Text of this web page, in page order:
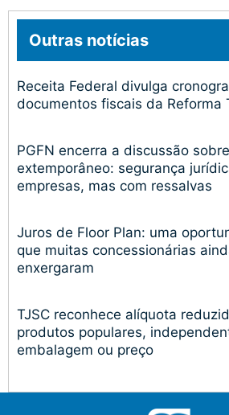
Outras notícias
Receita Federal divulga
documentos fiscais da Reforma
PGFN encerra a discussão
extemporâneo: segurança
empresas, mas com ressalvas
Juros de Floor Plan: uma
que muitas concessionárias
enxergaram
TJSC reconhece alíquota
produtos populares,
embalagem ou preço